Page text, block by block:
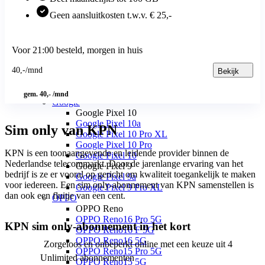
Motorola Moto G17 Power
Motorola Moto G17
Motorola Edge 70 Fusion
Google
Google Pixel 10
Google Pixel 10a
Google Pixel 10 Pro XL
Google Pixel 10 Pro
Google Pixel 10
Google Pixel 9
Google Pixel 9a
Google Pixel 9 Pro XL
OPPO
OPPO Reno
OPPO Reno16 Pro 5G
OPPO Reno16 F 5G
OPPO Reno16 5G
OPPO Reno15 Pro 5G
OPPO Reno15 5G
Geen aansluitkosten t.w.v. € 25,-
Voor 21:00 besteld, morgen in huis
40 -/mnd Bekijk
gem. 40,- /mnd
Sim only van KPN
KPN is een toonaangevende en leidende provider binnen de
Nederlandse telecommarkt. Door de jarenlange ervaring van het
bedrijf is ze er vooral op gericht om kwaliteit toegankelijk te maken
voor iedereen. Een sim only-abonnement van KPN samenstellen is
dan ook een fluitje van een cent.
KPN sim only-abonnement in het kort
Zorgeloos en onbeperkt online met een keuze uit 4
Unlimited abonnementen